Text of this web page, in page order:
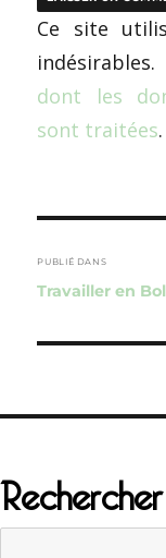
Ce site
indésirables.
dont les
sont traitées.
de
l’article
PUBLIÉ DANS
Travailler en
Rechercher